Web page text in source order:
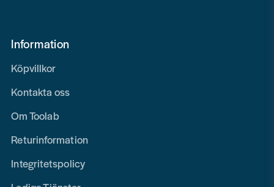
Information
Köpvillkor
Kontakta oss
Om Toolab
Returinformation
Integritetspolicy